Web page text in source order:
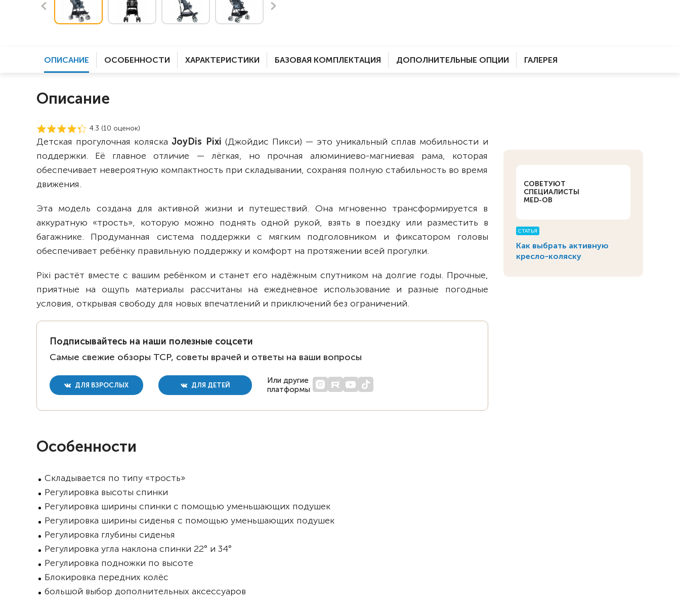
электроприводом
Приставки для кресел-
Кресла-каталки
Комнатные
Для бассейна
Электрические
ОПИСАНИЕ ОСОБЕННОСТИ ХАРАКТЕРИСТИКИ БАЗОВАЯ КОМПЛЕКТАЦИЯ ДОПОЛНИТЕЛЬНЫЕ ОПЦИИ ГАЛЕРЕЯ
Описание
4.3 (10 оценок)
СОВЕТУЮТ
СПЕЦИАЛИСТЫ
MED-OB
СТАТЬЯ
Как выбрать активную
кресло-коляску
Детская прогулочная коляска JoyDis Pixi (Джойдис Пикси) — это уникальный сплав мобильности и
поддержки. Её главное отличие — лёгкая, но прочная алюминиево-магниевая рама, которая
обеспечивает невероятную компактность при складывании, сохраняя полную стабильность во время
движения.
Эта модель создана для активной жизни и путешествий. Она мгновенно трансформируется в
аккуратную «трость», которую можно поднять одной рукой, взять в поездку или разместить в
багажнике. Продуманная система поддержки с мягким подголовником и фиксатором головы
обеспечивает ребёнку правильную поддержку и комфорт на протяжении всей прогулки.
Pixi растёт вместе с вашим ребёнком и станет его надёжным спутником на долгие годы. Прочные,
приятные на ощупь материалы рассчитаны на ежедневное использование и разные погодные
условия, открывая свободу для новых впечатлений и приключений без ограничений.
Подписывайтесь на наши полезные соцсети
Самые свежие обзоры ТСР, советы врачей и ответы на ваши вопросы
ДЛЯ ВЗРОСЛЫХ ДЛЯ ДЕТЕЙ
Или другие
платформы
Особенности
Складывается по типу «трость»
Регулировка высоты спинки
Регулировка ширины спинки с помощью уменьшающих подушек
Регулировка ширины сиденья с помощью уменьшающих подушек
Регулировка глубины сиденья
Регулировка угла наклона спинки 22° и 34°
Регулировка подножки по высоте
Блокировка передних колёс
большой выбор дополнительных аксессуаров